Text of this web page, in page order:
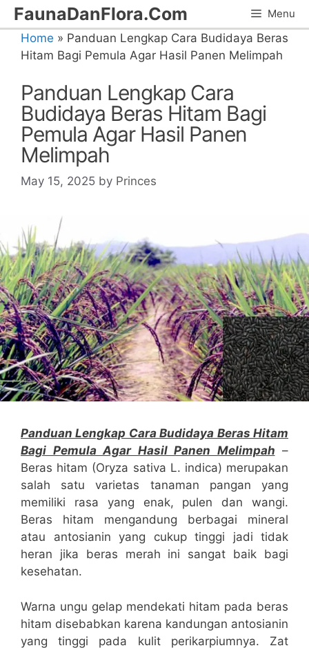
Skip
to
content
FaunaDanFlora.Com Menu
Home » Panduan Lengkap Cara Budidaya Beras
Hitam Bagi Pemula Agar Hasil Panen Melimpah
Panduan Lengkap Cara
Budidaya Beras Hitam Bagi
Pemula Agar Hasil Panen
Melimpah
May 15, 2025 by Princes
Panduan Lengkap Cara Budidaya Beras Hitam
Bagi Pemula Agar Hasil Panen Melimpah –
Beras hitam (Oryza sativa L. indica) merupakan
salah satu varietas tanaman pangan yang
memiliki rasa yang enak, pulen dan wangi.
Beras hitam mengandung berbagai mineral
atau antosianin yang cukup tinggi jadi tidak
heran jika beras merah ini sangat baik bagi
kesehatan.
Warna ungu gelap mendekati hitam pada beras
hitam disebabkan karena kandungan antosianin
yang tinggi pada kulit perikarpiumnya. Zat